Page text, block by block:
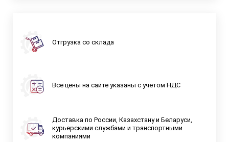
Отгрузка со склада
Все цены на сайте указаны с учетом НДС
Доставка по России, Казахстану и Беларуси,
курьерскими службами и транспортными
компаниями